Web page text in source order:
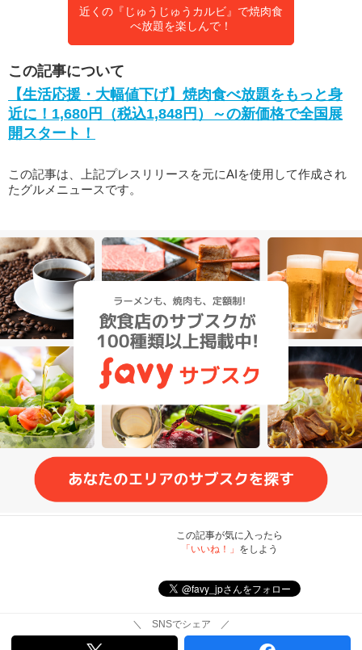
近くの『じゅうじゅうカルビ』で焼肉食
べ放題を楽しんで！
この記事について
【生活応援・大幅値下げ】焼肉食べ放題をもっと身
近に！1,680円（税込1,848円）～の新価格で全国展
開スタート！
この記事は、上記プレスリリースを元にAIを使用して作成され
たグルメニュースです。
この記事が気に入ったら
「いいね！」 をしよう
＼ SNSでシェア ／